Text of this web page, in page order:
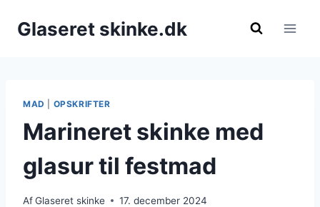
Glaseret skinke.dk
MAD OPSKRIFTER
Marineret skinke med
glasur til festmad
AfGlaseret skinke 17. december 2024